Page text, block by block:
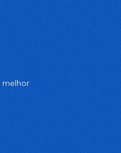
melhor